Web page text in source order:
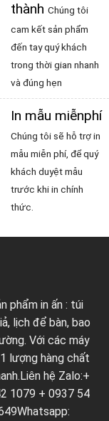
thành Chúng tôi
cam kết sản phẩm
đến tay quý khách
trong thời gian nhanh
và đúng hẹn
In mẫu miễnphí
Chúng tôi sẽ hỗ trợ in
mẫu miễn phí, để quý
khách duyệt mẫu
trước khi in chính
thức.
phẩm in ấn : túi
, lịch để bàn, bao
Với các máy
lượng hàng chất
hệ Zalo:+
1079 + 0937 54